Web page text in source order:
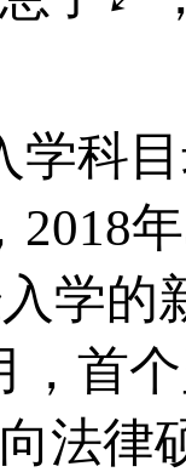
科目
学的
，首
法律